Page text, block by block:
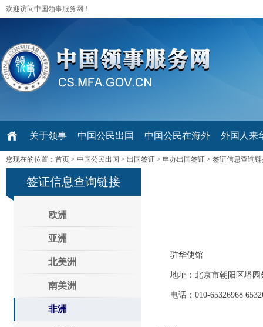
欢迎访问中国领事服务网！
关于领事 中国公民出国 中国公民在海外 外国人来
您现在的位置： 首页 > 中国公民出国 > 出国签证 > 申办出国签证 > 签证信息查询
签证信息查询链接
欧洲
亚洲
北美洲
南美洲
非洲
驻华使馆
地址：北京市朝阳区塔园
电话：010-65326968